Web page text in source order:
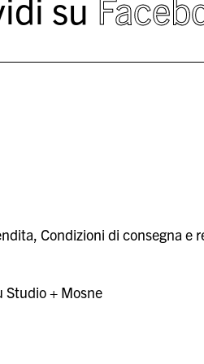
Condizioni di consegna e
Studio+ Mosne